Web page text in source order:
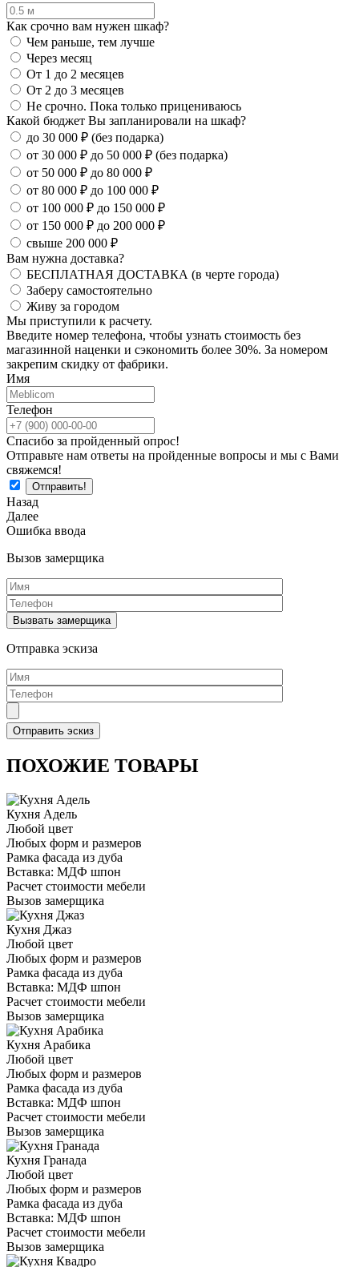
Как срочно вам нужен шкаф?
Чем раньше, тем лучше
Через месяц
От 1 до 2 месяцев
От 2 до 3 месяцев
Не срочно. Пока только прицениваюсь
Какой бюджет Вы запланировали на шкаф?
до 30 000 ₽ (без подарка)
от 30 000 ₽ до 50 000 ₽ (без подарка)
от 50 000 ₽ до 80 000 ₽
от 80 000 ₽ до 100 000 ₽
от 100 000 ₽ до 150 000 ₽
от 150 000 ₽ до 200 000 ₽
свыше 200 000 ₽
Вам нужна доставка?
БЕСПЛАТНАЯ ДОСТАВКА (в черте города)
Заберу самостоятельно
Живу за городом
Мы приступили к расчету.
Введите номер телефона, чтобы узнать стоимость без
магазинной наценки и сэкономить более 30%. За номером
закрепим скидку от фабрики.
Имя
Телефон
Спасибо за пройденный опрос!
Отправьте нам ответы на пройденные вопросы и мы с Вами
свяжемся!
Назад
Далее
Ошибка ввода
Вызов замерщика
Отправка эскиза
ПОХОЖИЕ ТОВАРЫ
Кухня Адель
Любой цвет
Любых форм и размеров
Рамка фасада из дуба
Вставка: МДФ шпон
Расчет стоимости мебели
Вызов замерщика
Кухня Джаз
Любой цвет
Любых форм и размеров
Рамка фасада из дуба
Вставка: МДФ шпон
Расчет стоимости мебели
Вызов замерщика
Кухня Арабика
Любой цвет
Любых форм и размеров
Рамка фасада из дуба
Вставка: МДФ шпон
Расчет стоимости мебели
Вызов замерщика
Кухня Гранада
Любой цвет
Любых форм и размеров
Рамка фасада из дуба
Вставка: МДФ шпон
Расчет стоимости мебели
Вызов замерщика